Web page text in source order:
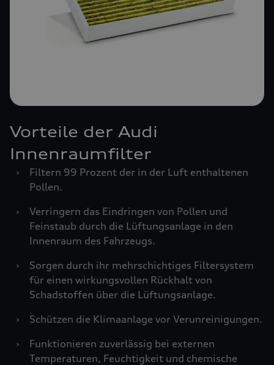
Vorteile der Audi
Innenraumfilter
›
Filtern 99 Prozent der in der Luft enthaltenen
Pollen.
›
Verringern das Eindringen von Pollen und
Feinstaub durch die Lüftungsanlage in den
Innenraum des Fahrzeugs.
›
Sorgen durch ihr mehrschichtiges Filtersystem
für einen wirkungsvollen Rückhalt von
Schadstoffen über die Lüftungsanlage.
›
Schützen die Klimaanlage vor Verunreinigungen.
›
Funktionieren zuverlässig bei externen
Temperaturen, Feuchtigkeit und chemische